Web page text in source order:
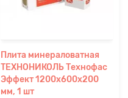
Плита минераловатная
ТЕХНОНИКОЛЬ Технофас
Эффект 1200х600х200
мм, 1 шт